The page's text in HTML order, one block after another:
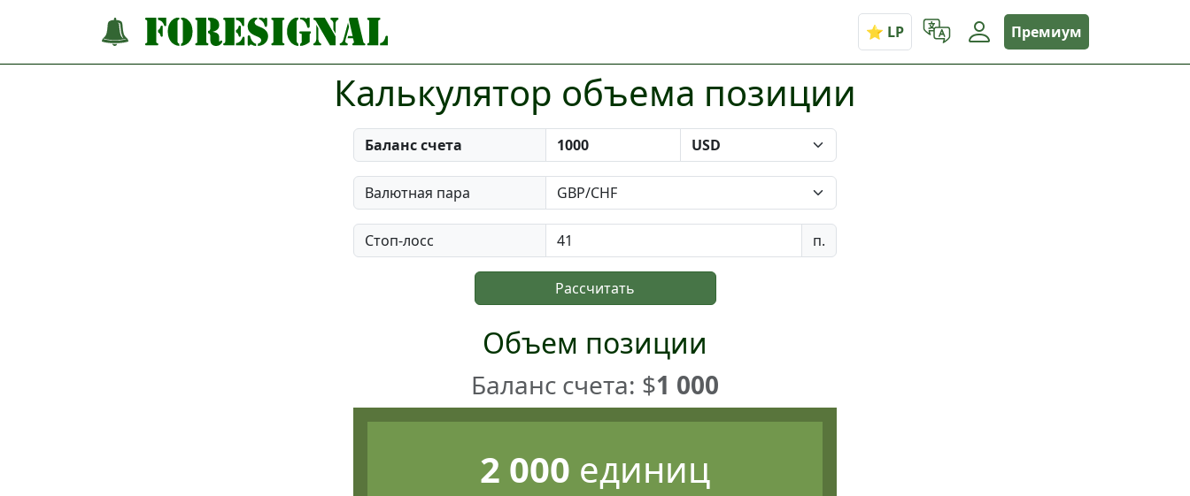
Премиум
Калькулятор объема позиции
Баланс счета
Валютная пара
Стоп-лосс п.
Рассчитать
Объем позиции
Баланс счета: $1 000
2 000 единиц